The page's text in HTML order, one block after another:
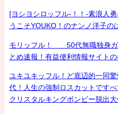
[ヨシヨシロッフル-！！-素浪人
うこそYOUKO！のナンノ洋子の
モリッフル！ 50代無職独身ガ
とめ速報！有益便利情報サイト
ユキユキッフル！ど底辺的一同
代！人生の強制ロスカットです
クリスタルキングボンビー脱出